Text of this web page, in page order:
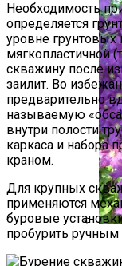
Необходимость
определяется
уровне грунтовых
мягкопластичной
скважину после
заилит. Во
предварительно
называемую
внутри полости
каркаса и набора
краном.
Для крупных
применяются
буровые
пробурить